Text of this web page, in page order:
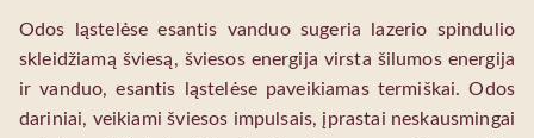
Odos ląstelėse esantis vanduo sugeria lazerio spindulio
skleidžiamą šviesą, šviesos energija virsta šilumos energija
ir vanduo, esantis ląstelėse paveikiamas termiškai. Odos
dariniai, veikiami šviesos impulsais, įprastai neskausmingai